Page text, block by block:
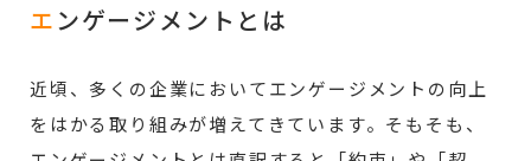
エ ンゲージメントとは
近頃、多くの企業においてエンゲージメントの向上
をはかる取り組みが増えてきています。そもそも、